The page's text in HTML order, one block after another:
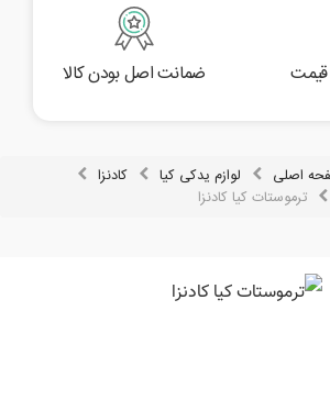
قیمت ضمانت اصل بودن کالا
اصلی لوازم یدکی کیا
کادنزا
ترموستات کیا کادنزا